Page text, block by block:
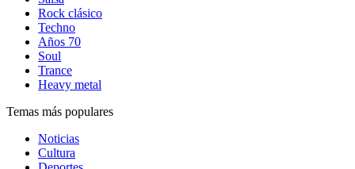
Rock clásico
Techno
Años 70
Soul
Trance
Heavy metal
Temas más populares
Noticias
Cultura